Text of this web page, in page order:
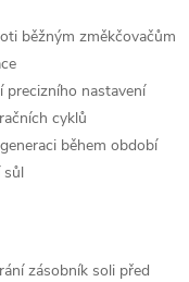
běžným změkčovačům
nastavení
cyklů
během období
sůl
zásobník soli před